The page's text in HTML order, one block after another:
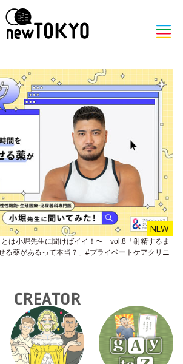
は小堀先生に聞けばイイ！〜 vol.8「射精するま
る薬があるって本当？」#プライベートケアクリニ
CREATOR